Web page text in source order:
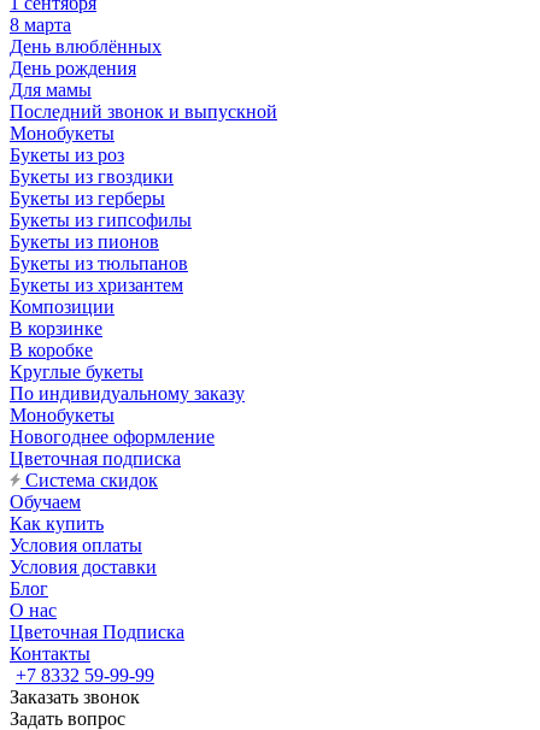
8 марта
День влюблённых
День рождения
Для мамы
Последний звонок и выпускной
Монобукеты
Букеты из роз
Букеты из гвоздики
Букеты из герберы
Букеты из гипсофилы
Букеты из пионов
Букеты из тюльпанов
Букеты из хризантем
Композиции
В корзинке
В коробке
Круглые букеты
По индивидуальному заказу
Монобукеты
Новогоднее оформление
Цветочная подписка
Система скидок
Обучаем
Как купить
Условия оплаты
Условия доставки
Блог
О нас
Цветочная Подписка
Контакты
+7 8332 59-99-99
Заказать звонок
Задать вопрос